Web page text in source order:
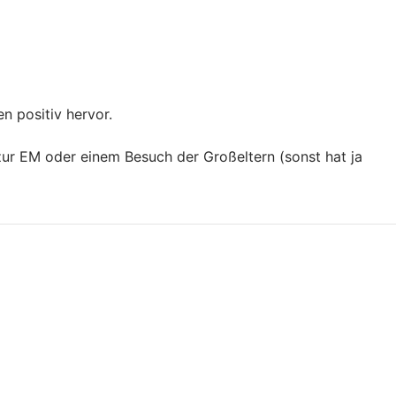
positiv hervor.
EM oder einem Besuch der Großeltern (sonst hat ja